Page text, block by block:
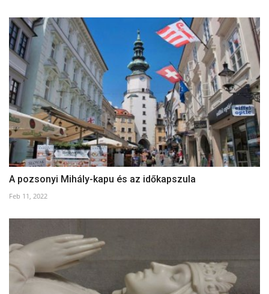
A pozsonyi Mihály-kapu és az időkapszula
Feb 11, 2022